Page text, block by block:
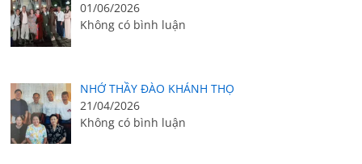
01/06/2026
Không có bình luận
NHỚ THẦY ĐÀO KHÁNH THỌ
21/04/2026
Không có bình luận